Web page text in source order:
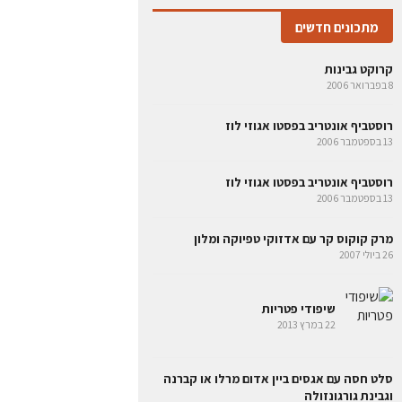
מתכונים חדשים
קרוקט גבינות
8 בפברואר 2006
רוסטביף אונטריב בפסטו אגוזי לוז
13 בספטמבר 2006
רוסטביף אונטריב בפסטו אגוזי לוז
13 בספטמבר 2006
מרק קוקוס קר עם אדזוקי טפיוקה ומלון
26 ביולי 2007
שיפודי פטריות
22 במרץ 2013
סלט חסה עם אגסים ביין אדום מרלו או קברנה
וגבינת גורגונזולה